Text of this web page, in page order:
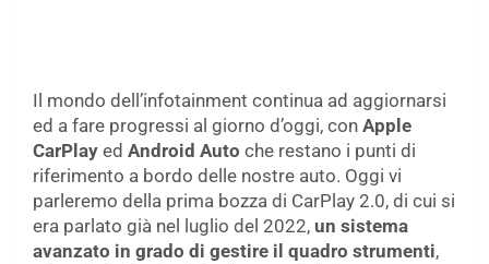
Il mondo dell’infotainment continua ad aggiornarsi
ed a fare progressi al giorno d’oggi, con Apple
CarPlay ed Android Auto che restano i punti di
riferimento a bordo delle nostre auto. Oggi vi
parleremo della prima bozza di CarPlay 2.0, di cui si
era parlato già nel luglio del 2022, un sistema
avanzato in grado di gestire il quadro strumenti,